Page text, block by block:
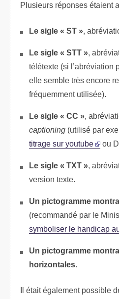
Plusieurs réponses étaient
Le sigle « ST »,
Le sigle « STT »,
télétexte (si l’abréviation
elle semble très encore
fréquemment utilisée).
Le sigle « CC »,
captioning (utilisé par
titrage sur youtube
ou
Le sigle « TXT »,
version texte.
Un pictogramme
(recommandé par le
symboliser le handicap
Un pictogramme
horizontales.
Il était également possible